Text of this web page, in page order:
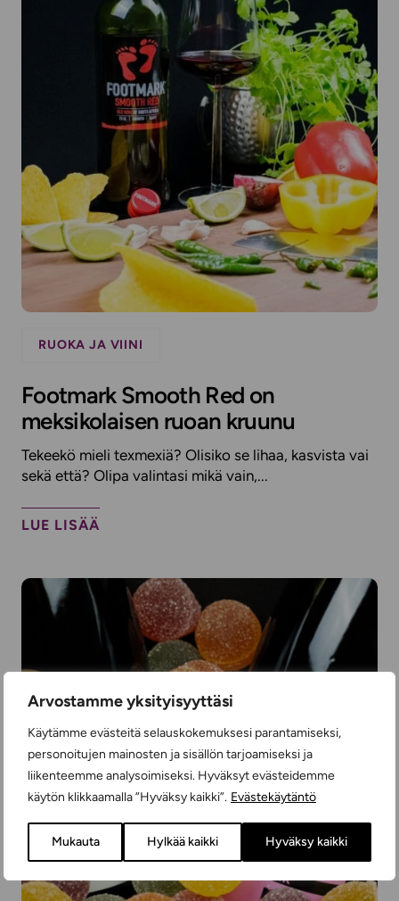
Arvostamme yksityisyyttäsi
Käytämme evästeitä selauskokemuksesi parantamiseksi,
personoitujen mainosten ja sisällön tarjoamiseksi ja
liikenteemme analysoimiseksi. Hyväksyt evästeidemme
käytön klikkaamalla ”Hyväksy kaikki”. Evästekäytäntö
Mukauta Hylkää kaikki Hyväksy kaikki
RUOKA JA VIINI
Footmark Smooth Red on
meksikolaisen ruoan kruunu
Tekeekö mieli texmexiä? Olisiko se lihaa, kasvista vai
sekä että? Olipa valintasi mikä vain,...
LUE LISÄÄ